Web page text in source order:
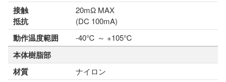
接触
抵抗
20mΩ MAX
(DC 100mA)
動作温度範囲 -40℃ ～ +105℃
本体樹脂部
材質
ナイロン